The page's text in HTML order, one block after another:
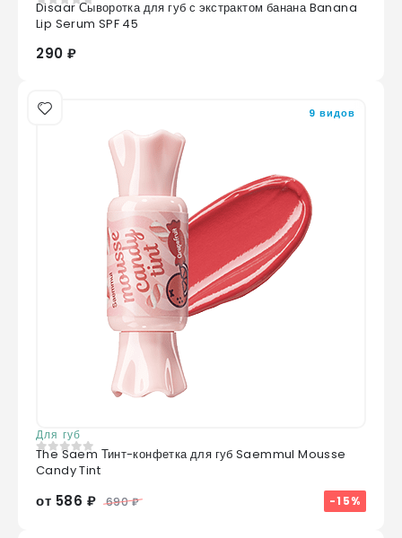
0 из 5
Disaar Сыворотка для губ с экстрактом банана Banana
Lip Serum SPF 45
290 ₽
9 видов
Для губ
0из 5
The Saem Тинт-конфетка для губ Saemmul Mousse
Candy Tint
от 586 ₽ 690 ₽ -15%